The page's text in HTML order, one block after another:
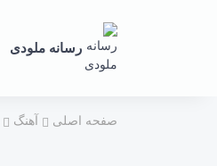
رسانه ملودی
صفحه اصلی آهنگ